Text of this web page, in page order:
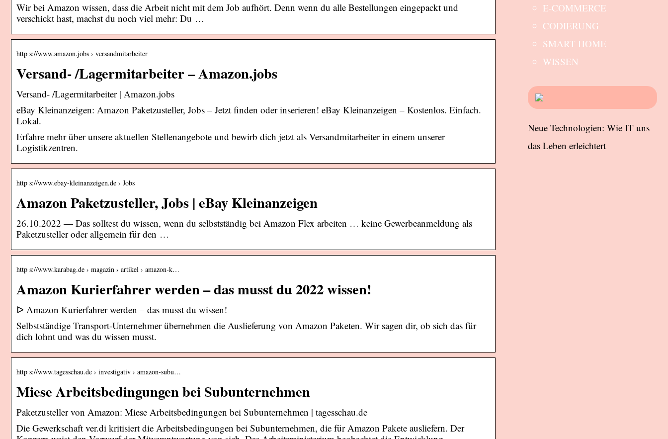
Wir bei Amazon wissen, dass die Arbeit nicht mit dem Job aufhört. Denn wenn du alle Bestellungen eingepackt und
verschickt hast, machst du noch viel mehr: Du …
http s://www.amazon.jobs › versandmitarbeiter
Versand- /Lagermitarbeiter – Amazon.jobs
Versand- /Lagermitarbeiter | Amazon.jobs
eBay Kleinanzeigen: Amazon Paketzusteller, Jobs – Jetzt finden oder inserieren! eBay Kleinanzeigen – Kostenlos. Einfach.
Lokal.
Erfahre mehr über unsere aktuellen Stellenangebote und bewirb dich jetzt als Versandmitarbeiter in einem unserer
Logistikzentren.
http s://www.ebay-kleinanzeigen.de › Jobs
Amazon Paketzusteller, Jobs | eBay Kleinanzeigen
26.10.2022 — Das solltest du wissen, wenn du selbstständig bei Amazon Flex arbeiten … keine Gewerbeanmeldung als
Paketzusteller oder allgemein für den …
http s://www.karabag.de › magazin › artikel › amazon-k…
Amazon Kurierfahrer werden – das musst du 2022 wissen!
ᐅ Amazon Kurierfahrer werden – das musst du wissen!
Selbstständige Transport-Unternehmer übernehmen die Auslieferung von Amazon Paketen. Wir sagen dir, ob sich das für
dich lohnt und was du wissen musst.
http s://www.tagesschau.de › investigativ › amazon-subu…
Miese Arbeitsbedingungen bei Subunternehmen
Paketzusteller von Amazon: Miese Arbeitsbedingungen bei Subunternehmen | tagesschau.de
Die Gewerkschaft ver.di kritisiert die Arbeitsbedingungen bei Subunternehmen, die für Amazon Pakete ausliefern. Der
E-COMMERCE
CODIERUNG
SMART HOME
WISSEN
Neue Technologien: Wie IT uns
das Leben erleichtert